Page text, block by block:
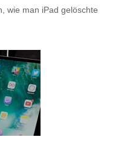
wie man iPad gelöschte